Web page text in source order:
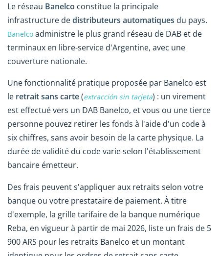
Le réseau Banelco constitue la principale
infrastructure dedistributeurs automatiques du pays.
Banelco administre le plus grand réseau de DAB et de
terminaux en libre-service d'Argentine, avec une
couverture nationale.
Une fonctionnalité pratique proposée par Banelco est
le retrait sans carte(extracción sin tarjeta) : un virement
est effectué vers un DAB Banelco, et vous ou une tierce
personne pouvez retirer les fonds à l'aide d'un code à
six chiffres, sans avoir besoin de la carte physique. La
durée de validité du code varie selon l'établissement
bancaire émetteur.
Des frais peuvent s'appliquer aux retraits selon votre
banque ou votre prestataire de paiement. À titre
d'exemple, la grille tarifaire de la banque numérique
Reba, en vigueur à partir de mai 2026, liste un frais de 5
900 ARS pour les retraits Banelco et un montant